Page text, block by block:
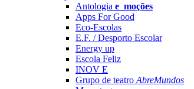
Antologia e_moções
Apps For Good
Eco-Escolas
E.F. / Desporto Escolar
Energy up
Escola Feliz
INOV E
Grupo de teatro AbreMundos